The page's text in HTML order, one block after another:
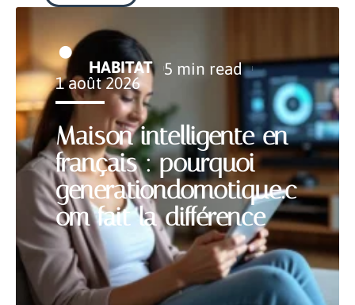
Maison intelligente en
français : pourquoi
generationdomotique.c
om fait la différence
HABITAT 5 min read
1 août 2026